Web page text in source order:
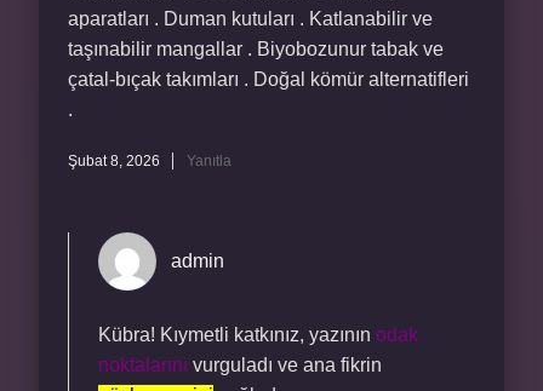
aparatları . Duman kutuları . Katlanabilir ve
taşınabilir mangallar . Biyobozunur tabak ve
çatal-bıçak takımları . Doğal kömür alternatifleri
.
Şubat 8, 2026 Yanıtla
admin
Kübra! Kıymetli katkınız, yazının odak
noktalarını vurguladı ve ana fikrin